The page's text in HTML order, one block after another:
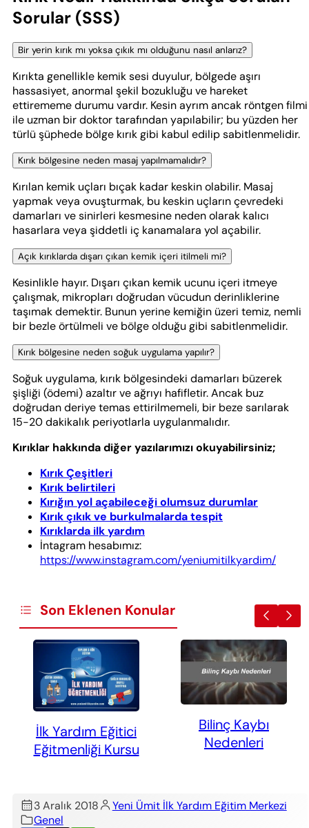
Sorular (SSS)
Bir yerin kırık mı yoksa çıkık mı olduğunu nasıl anlarız?
Kırıkta genellikle kemik sesi duyulur, bölgede aşırı
hassasiyet, anormal şekil bozukluğu ve hareket
ettirememe durumu vardır. Kesin ayrım ancak röntgen filmi
ile uzman bir doktor tarafından yapılabilir; bu yüzden her
türlü şüphede bölge kırık gibi kabul edilip sabitlenmelidir.
Kırık bölgesine neden masaj yapılmamalıdır?
Kırılan kemik uçları bıçak kadar keskin olabilir. Masaj
yapmak veya ovuşturmak, bu keskin uçların çevredeki
damarları ve sinirleri kesmesine neden olarak kalıcı
hasarlara veya şiddetli iç kanamalara yol açabilir.
Açık kırıklarda dışarı çıkan kemik içeri itilmeli mi?
Kesinlikle hayır. Dışarı çıkan kemik ucunu içeri itmeye
çalışmak, mikropları doğrudan vücudun derinliklerine
taşımak demektir. Bunun yerine kemiğin üzeri temiz, nemli
bir bezle örtülmeli ve bölge olduğu gibi sabitlenmelidir.
Kırık bölgesine neden soğuk uygulama yapılır?
Soğuk uygulama, kırık bölgesindeki damarları büzerek
şişliği (ödemi) azaltır ve ağrıyı hafifletir. Ancak buz
doğrudan deriye temas ettirilmemeli, bir beze sarılarak
15-20 dakikalık periyotlarla uygulanmalıdır.
Kırıklar hakkında diğer yazılarımızı okuyabilirsiniz;
Kırık Çeşitleri
Kırık belirtileri
Kırığın yol açabileceği olumsuz durumlar
Kırık çıkık ve burkulmalarda tespit
Kırıklarda ilk yardım
İntagram hesabımız:
https://www.instagram.com/yeniumitilkyardim/
Son Eklenen Konular
İlk Yardım Eğitici
Eğitmenliği Kursu
Bilinç Kaybı
Nedenleri
3 Aralık 2018
Yeni Ümit İlk Yardım Eğitim Merkezi
Genel